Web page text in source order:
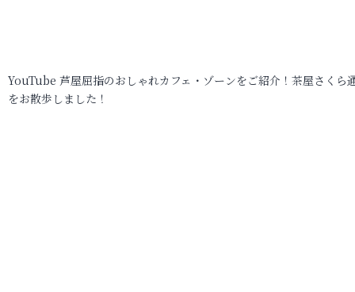
YouTube 芦屋屈指のおしゃれカフェ・ゾーンをご紹介！茶屋さくら
をお散歩しました！